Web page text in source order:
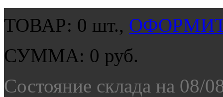
ТОВАР: 0 шт.,
СУММА: 0 руб.
Состояние склада на 08/